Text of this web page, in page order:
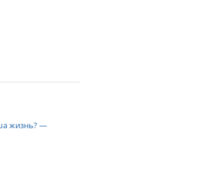
жизнь? —